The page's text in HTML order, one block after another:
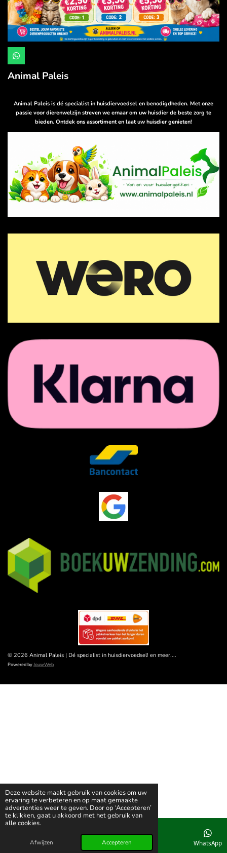
Deze website maakt gebruik van cookies om uw
ervaring te verbeteren en op maat gemaakte
advertenties weer te geven. Door op ‘Accepteren’
te klikken, gaat u akkoord met het gebruik van
alle cookies.
Afwijzen Accepteren
W
h
a
t
p
p
Animal Paleis
Animal Paleis is dé specialist in huisdiervoedsel en benodigdheden. Met onze
passie voor dierenwelzijn streven we ernaar om uw huisdier de beste zorg te
bieden. Ontdek ons assortiment en laat uw huisdier genieten!
© 2026 Animal Paleis | Dé specialist in huisdiervoedsel! en meer....
Powered byJouwWeb
E-mailadres Telefoonnummer WhatsApp